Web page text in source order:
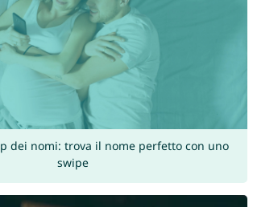
dei nomi: trova il nome perfetto con uno
swipe